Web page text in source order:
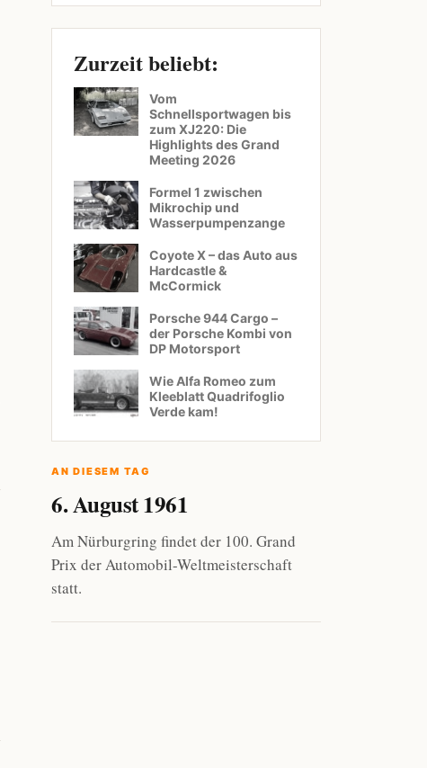
Zurzeit beliebt:
Vom
Schnellsportwagen bis
zum XJ220: Die
Highlights des Grand
Meeting 2026
Formel 1 zwischen
Mikrochip und
Wasserpumpenzange
Coyote X – das Auto aus
Hardcastle &
McCormick
Porsche 944 Cargo –
der Porsche Kombi von
DP Motorsport
Wie Alfa Romeo zum
Kleeblatt Quadrifoglio
Verde kam!
AN DIESEM TAG
6. August 1961
Am Nürburgring findet der 100. Grand
Prix der Automobil-Weltmeisterschaft
statt.